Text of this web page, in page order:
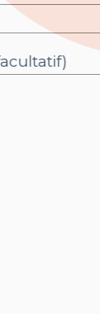
(facultatif)